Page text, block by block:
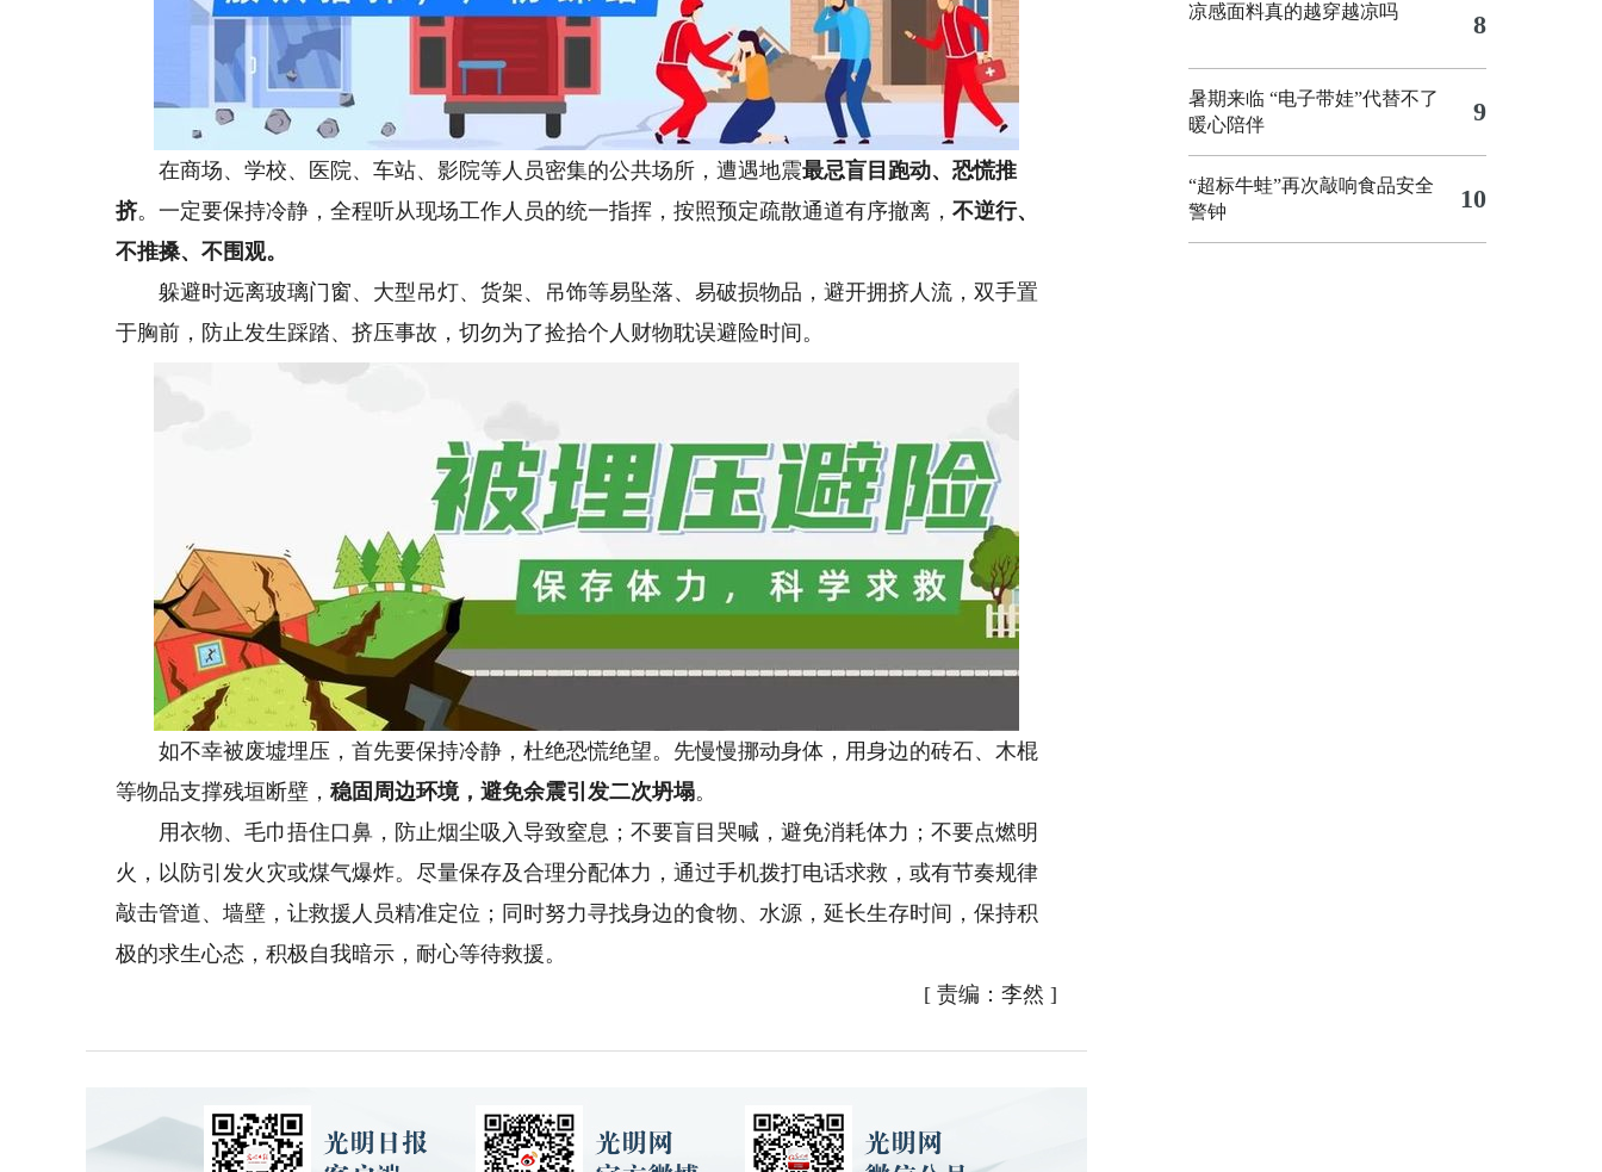
在商场、学校、医院、车站、影院等人员密集的公共场所，遭遇地震最忌盲目跑动、恐慌推
挤。一定要保持冷静，全程听从现场工作人员的统一指挥，按照预定疏散通道有序撤离，不逆行、
不推搡、不围观。
躲避时远离玻璃门窗、大型吊灯、货架、吊饰等易坠落、易破损物品，避开拥挤人流，双手置
于胸前，防止发生踩踏、挤压事故，切勿为了捡拾个人财物耽误避险时间。
如不幸被废墟埋压，首先要保持冷静，杜绝恐慌绝望。先慢慢挪动身体，用身边的砖石、木棍
等物品支撑残垣断壁，稳固周边环境，避免余震引发二次坍塌。
用衣物、毛巾捂住口鼻，防止烟尘吸入导致窒息；不要盲目哭喊，避免消耗体力；不要点燃明
火，以防引发火灾或煤气爆炸。尽量保存及合理分配体力，通过手机拨打电话求救，或有节奏规律
敲击管道、墙壁，让救援人员精准定位；同时努力寻找身边的食物、水源，延长生存时间，保持积
极的求生心态，积极自我暗示，耐心等待救援。
[ 责编：李然 ]
凉感面料真的越穿越凉吗 8
暑期来临 “电子带娃”代替不了
暖心陪伴
9
“超标牛蛙”再次敲响食品安全
警钟
10